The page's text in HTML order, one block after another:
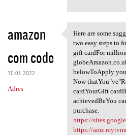
amazon
com code
30.01.2022
Adres
Here are some
Here are some
two easy steps to
gift cardFor
belowToApply
Now
cardYourGift
achievedBeYou
purchase.
https://
https://